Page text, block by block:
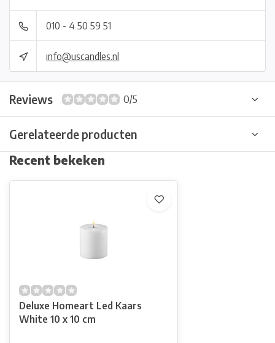
010 - 4 50 59 51
info@uscandles.nl
Reviews 0/5
Gerelateerde producten
Recent bekeken
Deluxe Homeart Led Kaars
White 10 x 10 cm